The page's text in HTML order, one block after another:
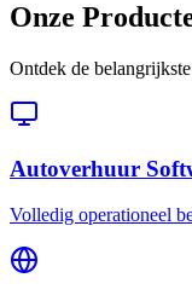
Onze
Ontdek de
Autoverhuur
Volledig operationeel